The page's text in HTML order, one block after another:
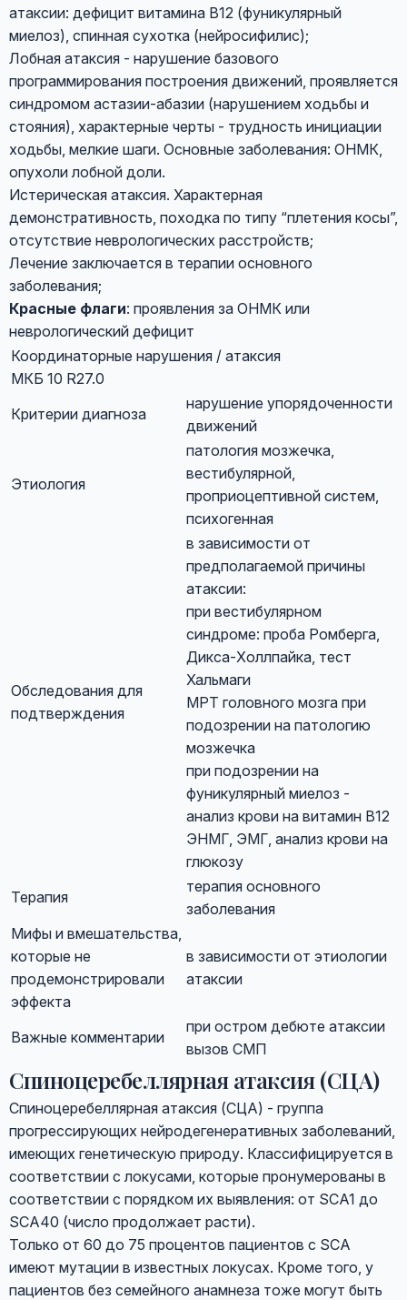
атаксии: дефицит витамина В12 (фуникулярный
миелоз), спинная сухотка (нейросифилис);
Лобная атаксия - нарушение базового
программирования построения движений, проявляется
синдромом астазии-абазии (нарушением ходьбы и
стояния), характерные черты - трудность инициации
ходьбы, мелкие шаги. Основные заболевания: ОНМК,
опухоли лобной доли.
Истерическая атаксия. Характерная
демонстративность, походка по типу “плетения косы”,
отсутствие неврологических расстройств;
Лечение заключается в терапии основного
заболевания;
Красные флаги: проявления за ОНМК или
неврологический дефицит
Координаторные нарушения / атаксия
МКБ 10 R27.0
Критерии диагноза
нарушение упорядоченности
движений
Этиология
патология мозжечка,
вестибулярной,
проприоцептивной систем,
психогенная
Обследования для
подтверждения
в зависимости от
предполагаемой причины
атаксии:
при вестибулярном
синдроме: проба Ромберга,
Дикса-Холлпайка, тест
Хальмаги
МРТ головного мозга при
подозрении на патологию
мозжечка
при подозрении на
фуникулярный миелоз -
анализ крови на витамин В12
ЭНМГ, ЭМГ, анализ крови на
глюкозу
Терапия
терапия основного
заболевания
Мифы и вмешательства,
которые не
продемонстрировали
эффекта
в зависимости от этиологии
атаксии
Важные комментарии
при остром дебюте атаксии
вызов СМП
Спиноцеребеллярная атаксия (СЦА)
Спиноцеребеллярная атаксия (СЦА) - группа
прогрессирующих нейродегенеративных заболеваний,
имеющих генетическую природу. Классифицируется в
соответствии с локусами, которые пронумерованы в
соответствии с порядком их выявления: от SCA1 до
SCA40 (число продолжает расти).
Только от 60 до 75 процентов пациентов с SCA
имеют мутации в известных локусах. Кроме того, у
пациентов без семейного анамнеза тоже могут быть